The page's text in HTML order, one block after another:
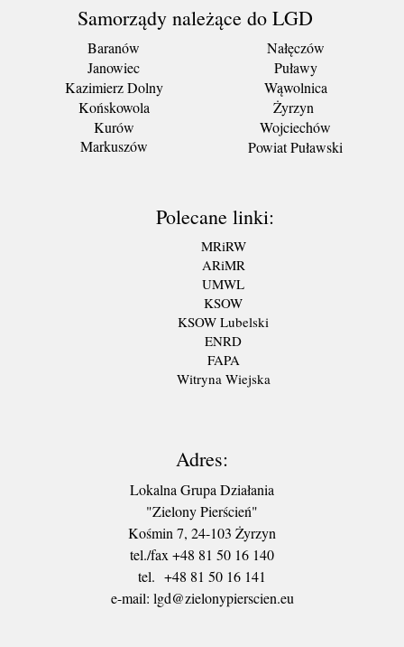
Samorządy należące do LGD
Baranów
Janowiec
Kazimierz Dolny
Końskowola
Kurów
Markuszów
Nałęczów
Puławy
Wąwolnica
Żyrzyn
Wojciechów
Powiat Puławski
Polecane linki:
MRiRW
ARiMR
UMWL
KSOW
KSOW Lubelski
ENRD
FAPA
Witryna Wiejska
Adres:
Lokalna Grupa Działania
"Zielony Pierścień"
Kośmin 7, 24-103 Żyrzyn
tel./fax +48 81 50 16 140
tel. +48 81 50 16 141
​e-mail: lgd@zielonypierscien.eu